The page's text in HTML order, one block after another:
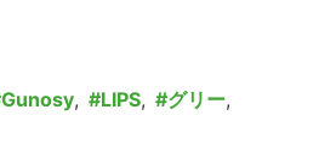
Gunosy, LIPS, グリー,